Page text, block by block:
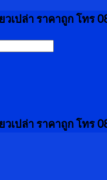
วเปล่า ราคาถูก โทร
วเปล่า ราคาถูก โทร